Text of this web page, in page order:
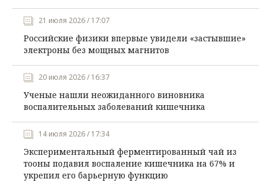
21 июля 2026 / 17:07
Российские физики впервые увидели «застывшие»
электроны без мощных магнитов
20 июля 2026 / 16:37
Ученые нашли неожиданного виновника
воспалительных заболеваний кишечника
14 июля 2026 / 17:34
Экспериментальный ферментированный чай из
тооны подавил воспаление кишечника на 67% и
укрепил его барьерную функцию